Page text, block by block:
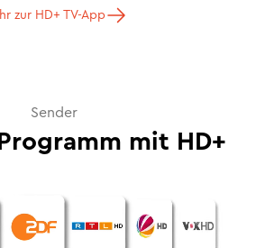
zur HD+ TV-App
Sender
mit HD+